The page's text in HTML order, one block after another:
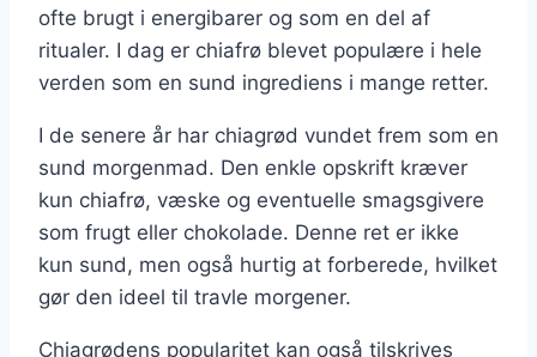
ofte brugt i energibarer og som en del af
ritualer. I dag er chiafrø blevet populære i hele
verden som en sund ingrediens i mange retter.
I de senere år har chiagrød vundet frem som en
sund morgenmad. Den enkle opskrift kræver
kun chiafrø, væske og eventuelle smagsgivere
som frugt eller chokolade. Denne ret er ikke
kun sund, men også hurtig at forberede, hvilket
gør den ideel til travle morgener.
Chiagrødens popularitet kan også tilskrives